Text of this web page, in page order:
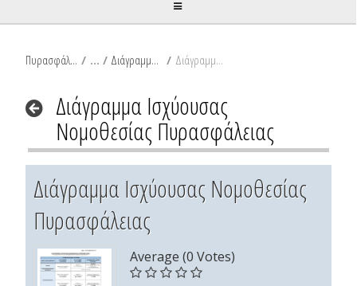
Πυρασφάλεια / Διάγραμμα Ισχύουσας Νομοθεσίας Πυρασφάλειας / Διάγραμμα Ισχύουσας Νομοθεσίας Πυρασφάλειας
Διάγραμμα Ισχύουσας
Νομοθεσίας Πυρασφάλειας
Διάγραμμα Ισχύουσας Νομοθεσίας
Πυρασφάλειας
Average (0 Votes)